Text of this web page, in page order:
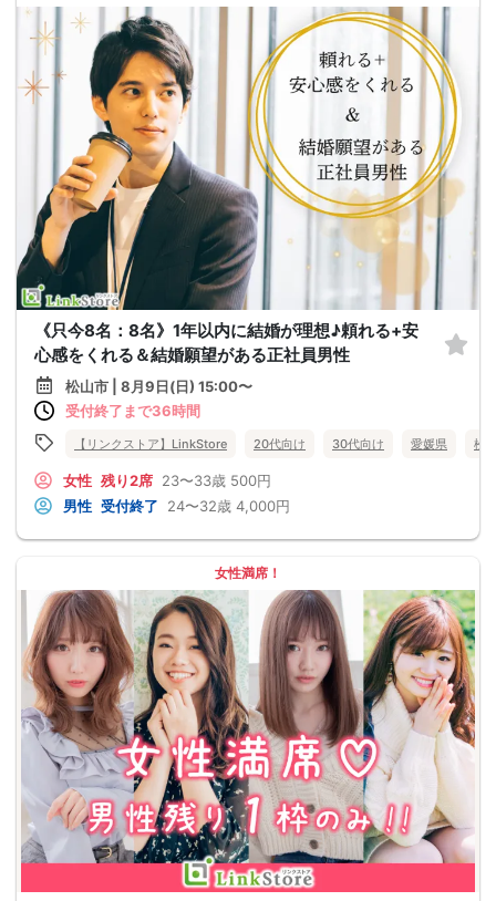
《只今8名：8名》1年以内に結婚が理想♪頼れる+安
心感をくれる＆結婚願望がある正社員男性
松山市 | 8月9日(日) 15:00〜
受付終了まで36時間
【リンクストア】LinkStore 20代向け 30代向け 愛媛県 松
女性 残り2席 23〜33歳 500円
男性 受付終了 24〜32歳 4,000円
女性満席！